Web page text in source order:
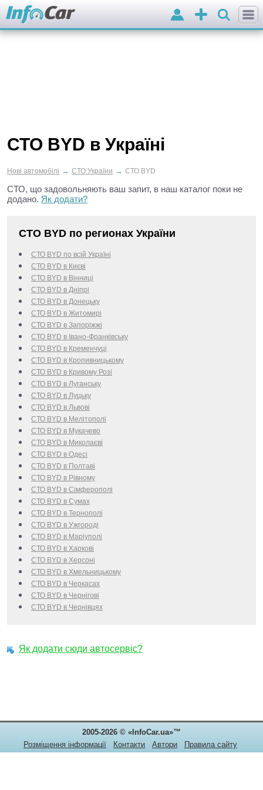
Додати
оголошення
Вхід
СТО BYD в Україні
Нові автомобілі → СТО України → СТО BYD
СТО, що задовольняють ваш запит, в наш каталог поки не
додано. Як додати?
СТО BYD по регионах України
СТО BYD по всій Україні
СТО BYD в Києві
СТО BYD в Вінниці
СТО BYD в Дніпрі
СТО BYD в Донецьку
СТО BYD в Житомирі
СТО BYD в Запоріжжі
СТО BYD в Івано-Франківську
СТО BYD в Кременчуці
СТО BYD в Кропивницькому
СТО BYD в Кривому Розі
СТО BYD в Луганську
СТО BYD в Луцьку
СТО BYD в Львові
СТО BYD в Мелітополі
СТО BYD в Мукачево
СТО BYD в Миколаєві
СТО BYD в Одесі
СТО BYD в Полтаві
СТО BYD в Рівному
СТО BYD в Сімферополі
СТО BYD в Сумах
СТО BYD в Тернополі
СТО BYD в Ужгороді
СТО BYD в Маріуполі
СТО BYD в Харкові
СТО BYD в Херсоні
СТО BYD в Хмельницькому
СТО BYD в Черкаcах
СТО BYD в Чернігові
СТО BYD в Чернівцях
Як додати сюди автосервіс?
2005-2026 © «InfoCar.ua»™
Розміщення інформації
Контакти Автори
Правила сайту